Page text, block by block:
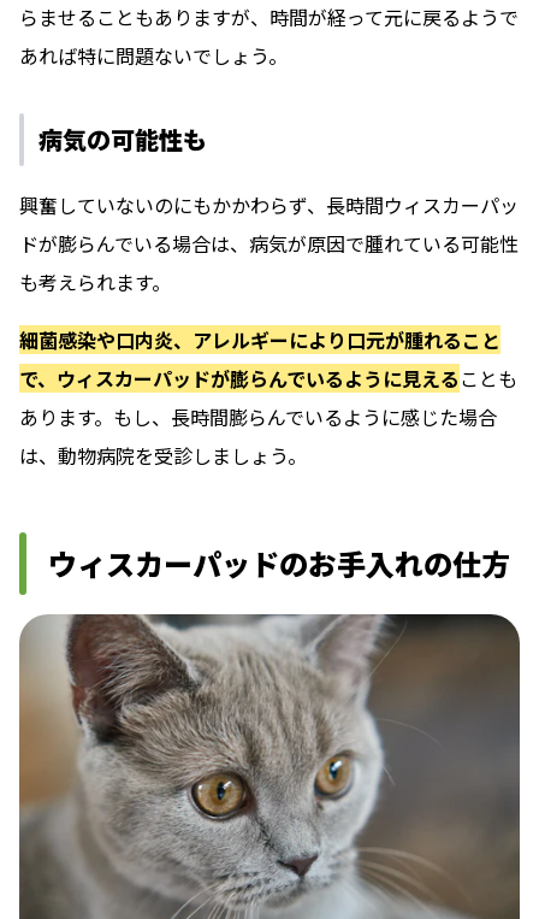
らませることもありますが、時間が経って元に戻るようで
あれば特に問題ないでしょう。
病気の可能性も
興奮していないのにもかかわらず、長時間ウィスカーパッ
ドが膨らんでいる場合は、病気が原因で腫れている可能性
も考えられます。
細菌感染や口内炎、アレルギーにより口元が腫れること
で、ウィスカーパッドが膨らんでいるように見えることも
あります。もし、長時間膨らんでいるように感じた場合
は、動物病院を受診しましょう。
ウィスカーパッドのお手入れの仕方